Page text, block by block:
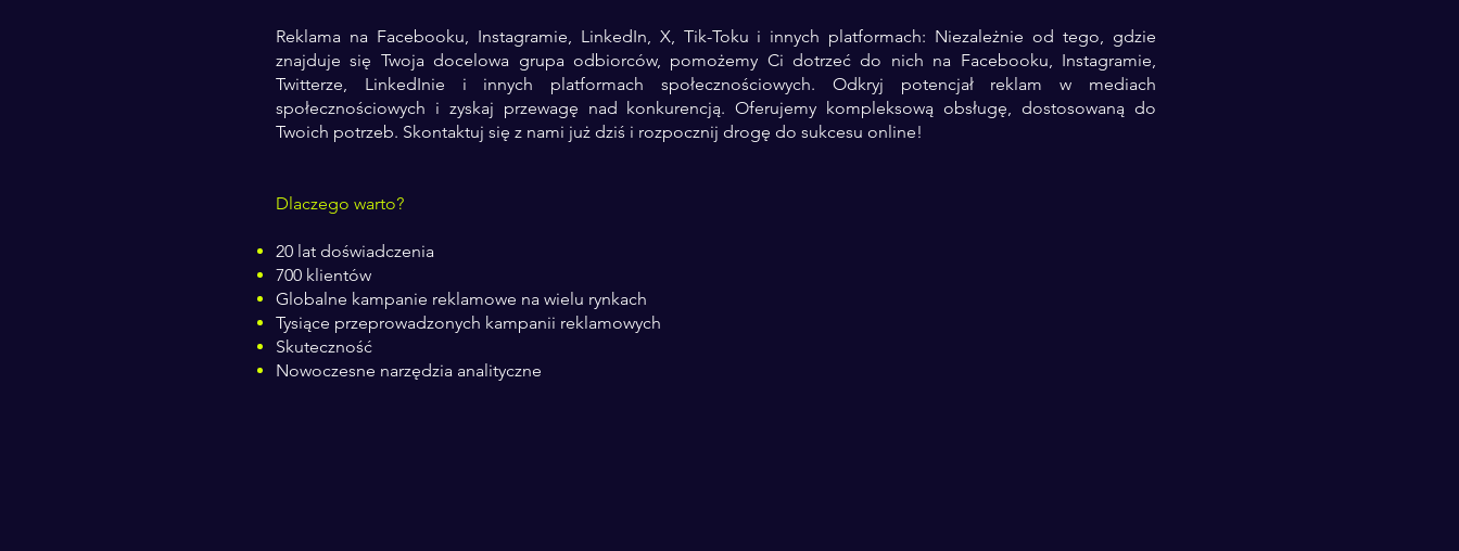
Reklama na Facebooku, Instagramie, LinkedIn, X, Tik-Toku i innych platformach: Niezależnie od tego, gdzie
znajduje się Twoja docelowa grupa odbiorców, pomożemy Ci dotrzeć do nich na Facebooku, Instagramie,
Twitterze, LinkedInie i innych platformach społecznościowych. Odkryj potencjał reklam w mediach
społecznościowych i zyskaj przewagę nad konkurencją. Oferujemy kompleksową obsługę, dostosowaną do
Twoich potrzeb. Skontaktuj się z nami już dziś i rozpocznij drogę do sukcesu online!
Dlaczego warto?
20 lat doświadczenia
700 klientów
Globalne kampanie reklamowe na wielu rynkach
Tysiące przeprowadzonych kampanii reklamowych
Skuteczność
Nowoczesne narzędzia analityczne